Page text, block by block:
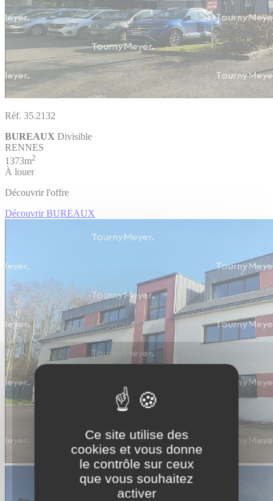
Ce site utilise des
cookies et vous donne
le contrôle sur ceux
que vous souhaitez
activer
Réf. 35.2132
BUREAUX Divisible
RENNES
1373m2
À louer
Découvrir l'offre
Découvrir BUREAUX